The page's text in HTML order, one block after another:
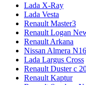
Lada X-Ray
Lada Vesta
Renault Master3
Renault Logan
Renault Arkana
Nissan Almera N16
Lada Largus Cross
Renault Duster с
Renault Kaptur